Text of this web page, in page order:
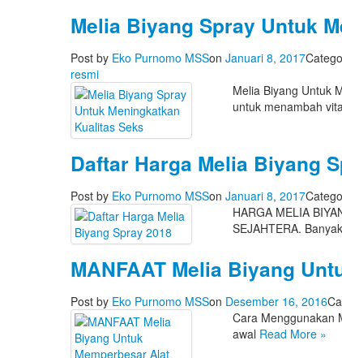
Melia Biyang Spray Untuk
Post by Eko Purnomo MSSon Januari 8, 2017
resmi
Melia Biyang Untuk
untuk menambah
Daftar Harga Melia Biyang
Post by Eko Purnomo MSSon Januari 8, 2017
HARGA MELIA
SEJAHTERA.
MANFAAT Melia Biyang
Post by Eko Purnomo MSSon Desember 16, 2016
Cara Menggunakan
awal Read More »